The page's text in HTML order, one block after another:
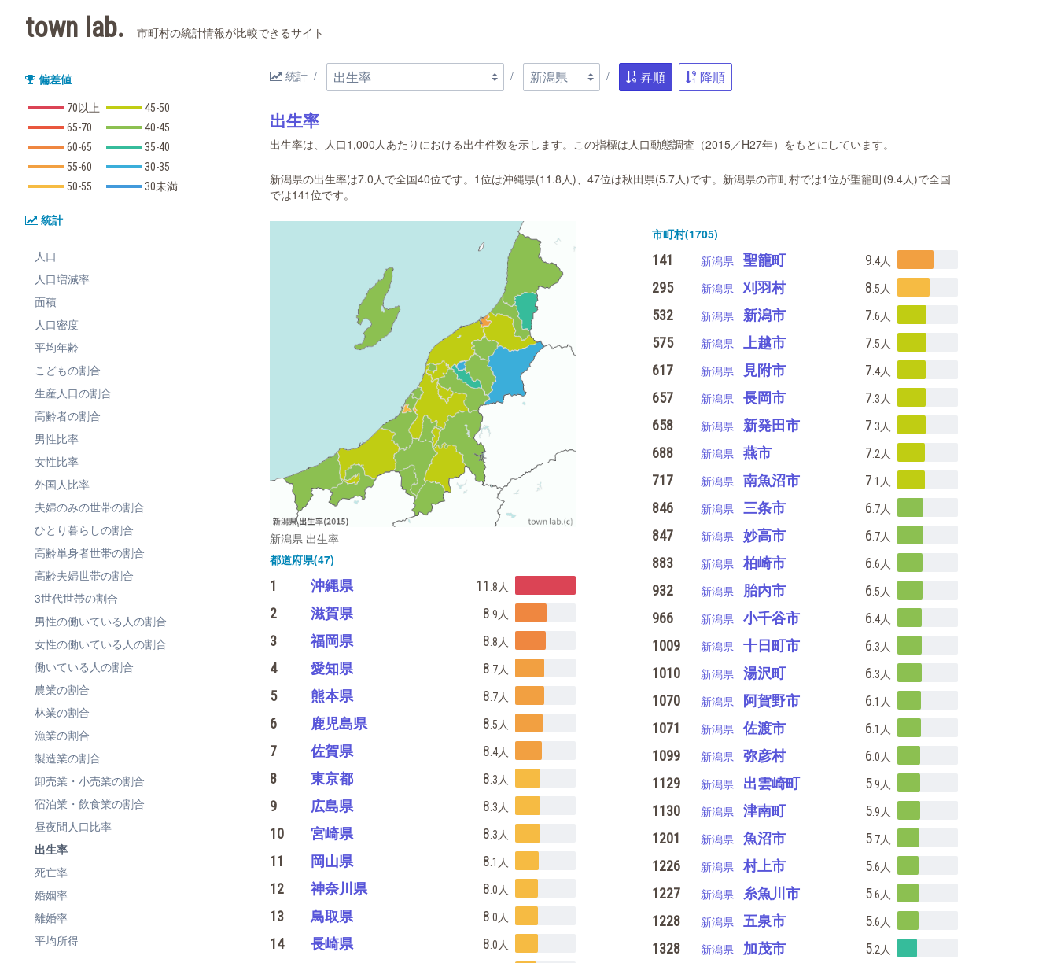
town lab. 市町村の統計情報が比較できるサイト
偏差値
70以上
45-50
65-70
40-45
60-65
35-40
55-60
30-35
50-55
30未満
統計
人口
人口増減率
面積
人口密度
平均年齢
こどもの割合
生産人口の割合
高齢者の割合
男性比率
女性比率
外国人比率
夫婦のみの世帯の割合
ひとり暮らしの割合
高齢単身者世帯の割合
高齢夫婦世帯の割合
3世代世帯の割合
男性の働いている人の割合
女性の働いている人の割合
働いている人の割合
農業の割合
林業の割合
漁業の割合
製造業の割合
卸売業・小売業の割合
宿泊業・飲食業の割合
昼夜間人口比率
出生率
死亡率
婚姻率
離婚率
平均所得
統計 昇順 降順
出生率
出生率は、人口1,000人あたりにおける出生件数を示します。この指標は人口動態調査（2015／H27年）をもとにしています。
新潟県の出生率は7.0人で全国40位です。1位は沖縄県(11.8人)、47位は秋田県(5.7人)です。新潟県の市町村では1位が聖籠町(9.4人)で全国
では141位です。
新潟県 出生率
都道府県(47)
1 沖縄県 11 .8 人
2 滋賀県 8 .9 人
3 福岡県 8 .8 人
4 愛知県 8 .7人
5 熊本県 8 .7人
6 鹿児島県 8 .5 人
7 佐賀県 8 .4人
8 東京都 8 .3 人
9 広島県 8 .3 人
10 宮崎県 8 .3 人
11 岡山県 8 .1 人
12 神奈川県 8 .0 人
13 鳥取県 8 .0 人
14 長崎県 8 .0 人
市町村(1705)
141 新潟県 聖籠町 9 .4人
295 新潟県 刈羽村 8 .5 人
532 新潟県 新潟市 7 .6 人
575 新潟県 上越市 7 .5 人
617 新潟県 見附市 7 .4人
657 新潟県 長岡市 7 .3 人
658 新潟県 新発田市 7 .3 人
688 新潟県 燕市 7 .2 人
717 新潟県 南魚沼市 7 .1 人
846 新潟県 三条市 6 .7人
847 新潟県 妙高市 6 .7人
883 新潟県 柏崎市 6 .6 人
932 新潟県 胎内市 6 .5 人
966 新潟県 小千谷市 6 .4人
1009 新潟県 十日町市 6 .3 人
1010 新潟県 湯沢町 6 .3 人
1070 新潟県 阿賀野市 6 .1 人
1071 新潟県 佐渡市 6 .1 人
1099 新潟県 弥彦村 6 .0 人
1129 新潟県 出雲崎町 5.9 人
1130 新潟県 津南町 5.9 人
1201 新潟県 魚沼市 5.7人
1226 新潟県 村上市 5.6 人
1227 新潟県 糸魚川市 5.6 人
1228 新潟県 五泉市 5.6 人
1328 新潟県 加茂市 5.2 人